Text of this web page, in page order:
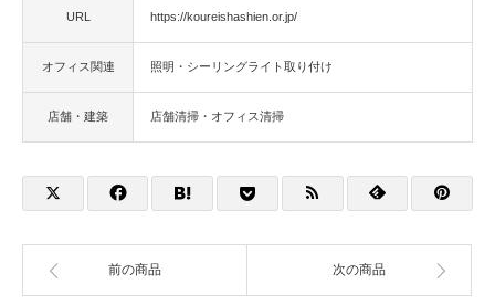
URL https://koureishashien.or.jp/
オフィス関連 照明・シーリングライト取り付け
店舗・建築 店舗清掃・オフィス清掃
前の商品 次の商品
店舗・建築
物流・運送